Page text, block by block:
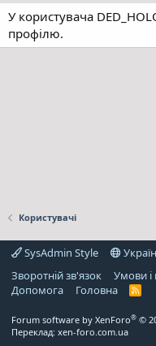
У користувача
профілю.
Користувачі
SysAdmin Style
Зворотній зв'язок
Умови і
Дoпoмoга
Головна
R
Forum software by XenForo® ©
Переклад: xen-foro.com.ua